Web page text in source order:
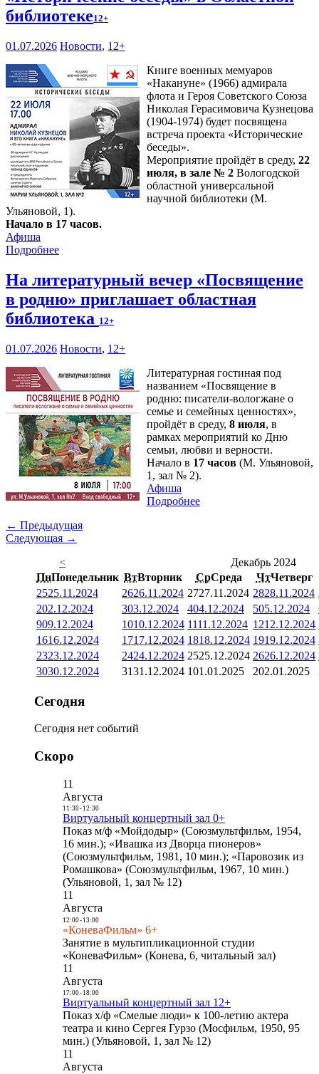
библиотеке12+
01.07.2026 Новости, 12+
Книге военных мемуаров
«Накануне» (1966) адмирала
флота и Героя Советского Союза
Николая Герасимовича Кузнецова
(1904-1974) будет посвящена
встреча проекта «Исторические
беседы».
Мероприятие пройдёт в среду, 22
июля, в зале № 2 Вологодской
областной универсальной
научной библиотеки (М.
Ульяновой, 1).
Начало в 17 часов.
Афиша
Подробнее
На литературный вечер «Посвящение
в родню» приглашает областная
библиотека 12+
01.07.2026 Новости, 12+
Литературная гостиная под
названием «Посвящение в
родню: писатели-вологжане о
семье и семейных ценностях»,
пройдёт в среду, 8 июля, в
рамках мероприятий ко Дню
семьи, любви и верности.
Начало в 17 часов (М. Ульяновой,
1, зал № 2).
Афиша
Подробнее
← Предыдущая
Следующая →
<
Декабрь 2024
ПнПонедельник ВтВторник СрСреда ЧтЧетверг
2525.11.2024 2626.11.2024 2727.11.2024 2828.11.2024
202.12.2024 303.12.2024 404.12.2024 505.12.2024
909.12.2024 1010.12.2024 1111.12.2024 1212.12.2024
1616.12.2024 1717.12.2024 1818.12.2024 1919.12.2024
2323.12.2024 2424.12.2024 2525.12.2024 2626.12.2024
3030.12.2024 3131.12.2024 101.01.2025 202.01.2025
Сегодня
Сегодня нет событий
Скоро
11
Августа
11:30- 12:30
Виртуальный концертный зал 0+
Показ м/ф «Мойдодыр» (Союзмультфильм, 1954,
16 мин.); «Ивашка из Дворца пионеров»
(Союзмультфильм, 1981, 10 мин.); «Паровозик из
Ромашкова» (Союзмультфильм, 1967, 10 мин.)
(Ульяновой, 1, зал № 12)
11
Августа
12:00- 13:00
«КоневаФильм» 6+
Занятие в мультипликационной студии
«КоневаФильм» (Конева, 6, читальный зал)
11
Августа
17:00- 18:00
Виртуальный концертный зал 12+
Показ х/ф «Смелые люди» к 100-летию актера
театра и кино Сергея Гурзо (Мосфильм, 1950, 95
мин.) (Ульяновой, 1, зал № 12)
11
Августа